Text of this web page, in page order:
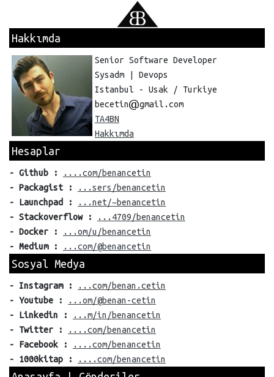
Hakkımda
Senior Software Developer
Sysadm | Devops
Istanbul - Usak / Turkiye
becetin
gmail.com
TA4BN
Hakkımda
Hesaplar
- Github :
....com/benancetin
- Packagist :
...sers/benancetin
- Launchpad :
...net/~benancetin
- Stackoverflow :
...4709/benancetin
- Docker :
...om/u/benancetin
- Medium :
...com/@benancetin
Sosyal Medya
- Instagram :
...com/benan.cetin
- Youtube :
...om/@benan-cetin
- Linkedin :
...m/in/benancetin
- Twitter :
....com/benancetin
- Facebook :
....com/benancetin
- 1000kitap :
....com/benancetin